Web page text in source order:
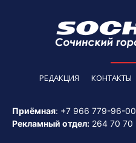
РЕДАКЦИЯ КОНТАКТЫ
Приёмная: +7 966 779-96-00
Рекламный отдел: 264 70 70